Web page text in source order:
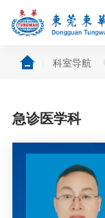
科室导航
急诊医学科